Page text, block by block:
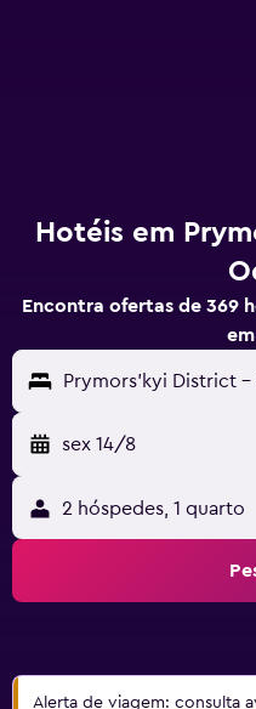
Hotéis em
Encontra ofertas de 369
Prymors'kyi District -
sex 14/8
2 hóspedes, 1 quarto
Alerta de viagem: consulta